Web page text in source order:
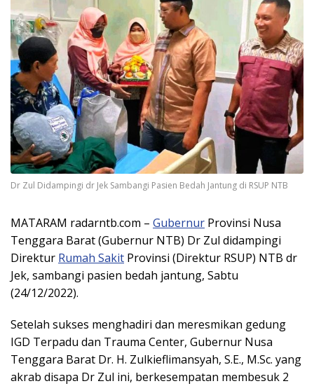
Dr Zul Didampingi dr Jek Sambangi Pasien Bedah Jantung di RSUP NTB
MATARAM radarntb.com – Gubernur Provinsi Nusa
Tenggara Barat (Gubernur NTB) Dr Zul didampingi
Direktur Rumah Sakit Provinsi (Direktur RSUP) NTB dr
Jek, sambangi pasien bedah jantung, Sabtu
(24/12/2022).
Setelah sukses menghadiri dan meresmikan gedung
IGD Terpadu dan Trauma Center, Gubernur Nusa
Tenggara Barat Dr. H. Zulkieflimansyah, S.E., M.Sc. yang
akrab disapa Dr Zul ini, berkesempatan membesuk 2